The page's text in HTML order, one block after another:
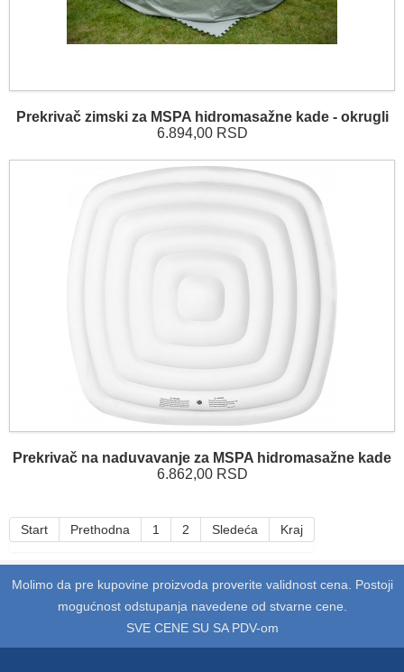
Prekrivač zimski za MSPA hidromasažne kade - okrugli
6.894,00 RSD
Prekrivač na naduvavanje za MSPA hidromasažne kade
6.862,00 RSD
Start Prethodna 1 2 Sledeća Kraj
Molimo da pre kupovine proizvoda proverite validnost cena. Postoji
mogućnost odstupanja navedene od stvarne cene.
SVE CENE SU SA PDV-om